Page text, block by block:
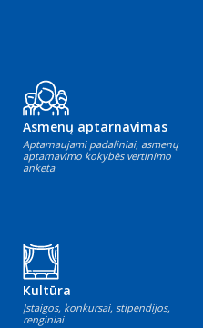
Asmenų aptarnavimas
Aptarnaujami padaliniai, asmenų
aptarnavimo kokybės vertinimo
anketa
Kultūra
Įstaigos, konkursai, stipendijos,
renginiai